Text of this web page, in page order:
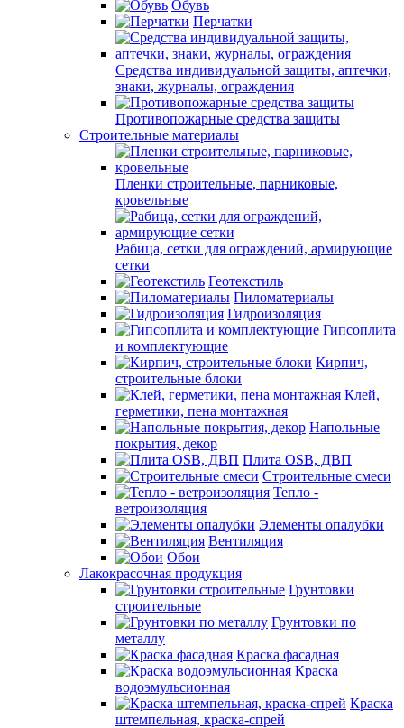
Обувь
Перчатки
Средства индивидуальной защиты, аптечки,
знаки, журналы, ограждения
Противопожарные средства защиты
Строительные материалы
Пленки строительные, парниковые,
кровельные
Рабица, сетки для ограждений, армирующие
сетки
Геотекстиль
Пиломатериалы
Гидроизоляция
Гипсоплита
и комплектующие
Кирпич,
строительные блоки
Клей,
герметики, пена монтажная
Напольные
покрытия, декор
Плита OSB, ДВП
Строительные смеси
Тепло -
ветроизоляция
Элементы опалубки
Вентиляция
Обои
Лакокрасочная продукция
Грунтовки
строительные
Грунтовки по
металлу
Краска фасадная
Краска
водоэмульсионная
Краска
штемпельная, краска-спрей